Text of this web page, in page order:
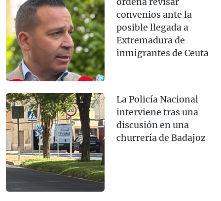
convenios ante la
posible llegada a
Extremadura de
inmigrantes de Ceuta
La Policía Nacional
interviene tras una
discusión en una
churrería de Badajoz